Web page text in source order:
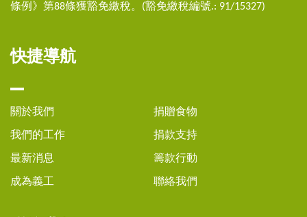
條例》第88條獲豁免繳稅。(豁免繳稅編號.: 91/15327)
快捷導航
關於我們
我們的工作
最新消息
成為義工
捐贈食物
捐款支持
籌款行動
聯絡我們